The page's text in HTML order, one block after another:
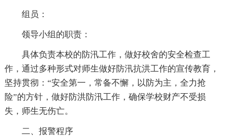
组员：
领导小组的职责：
具体负责本校的防汛工作，做好校舍的安全检查工
作，通过多种形式对师生做好防汛抗洪工作的宣传教育，
坚持贯彻：“安全第一，常备不懈，以防为主，全力抢
险”的方针，做好防洪防汛工作，确保学校财产不受损
失，师生无伤亡。
二、报警程序